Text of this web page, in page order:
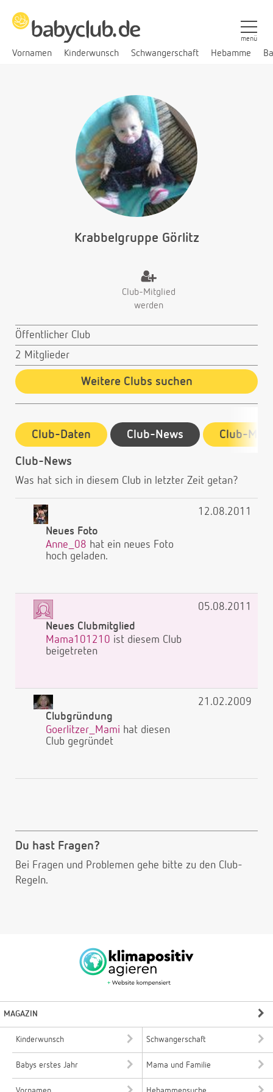
Vornamen Kinderwunsch Schwangerschaft Hebamme
menü
Krabbelgruppe Görlitz
Club-Mitglied
werden
Öffentlicher Club
2 Mitglieder
Weitere Clubs suchen
Club-Daten Club-News Club-
Club-News
Was hat sich in diesem Club in letzter Zeit getan?
Neues Foto
Anne_08 hat ein neues Foto
hoch geladen.
12.08.2011
Neues Clubmitglied
Mama101210 ist diesem Club
beigetreten
05.08.2011
Clubgründung
Goerlitzer_Mami hat diesen
Club gegründet
21.02.2009
Du hast Fragen?
Bei Fragen und Problemen gehe bitte zu den Club-
Regeln.
MAGAZIN
Kinderwunsch Schwangerschaft
Babys erstes Jahr Mama und Familie